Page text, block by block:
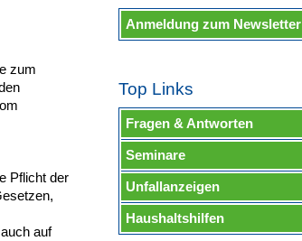
zum
Pflicht der
auf
Anmeldung zum Newsletter
Top Links
Fragen & Antworten
Seminare
Unfallanzeigen
Haushaltshilfen